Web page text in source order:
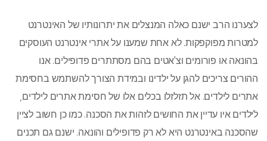
לצערנו הרב ישנם כאלה המנצלים את יתרונותיו של האינטרנט
למטרות מפוקפקות. לא אחת שמענו על אתרי אינטרנט העוסקים
בהונאה או פורומים וצ'אטים בהם מסתתרים פדופילים. אנו
ההורים צריכים להגן על ילדינו ובמידת הצורך להשתמש בחסימת
אתרים לילדים. אל תזלזלו בכלים אלו של חסימת אתרים לילדים,
לילדים איו עדיין את החושים לזהות את הסכנה. כמו כן חשוב לציין
שהסכנה באינטרנט היא לא רק פדופילים והונאה. ישנם גם תכנים